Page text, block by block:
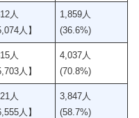
人
人】
1,859人
(36.6%)
人
人】
4,037人
(70.8%)
人
人】
3,847人
(58.7%)